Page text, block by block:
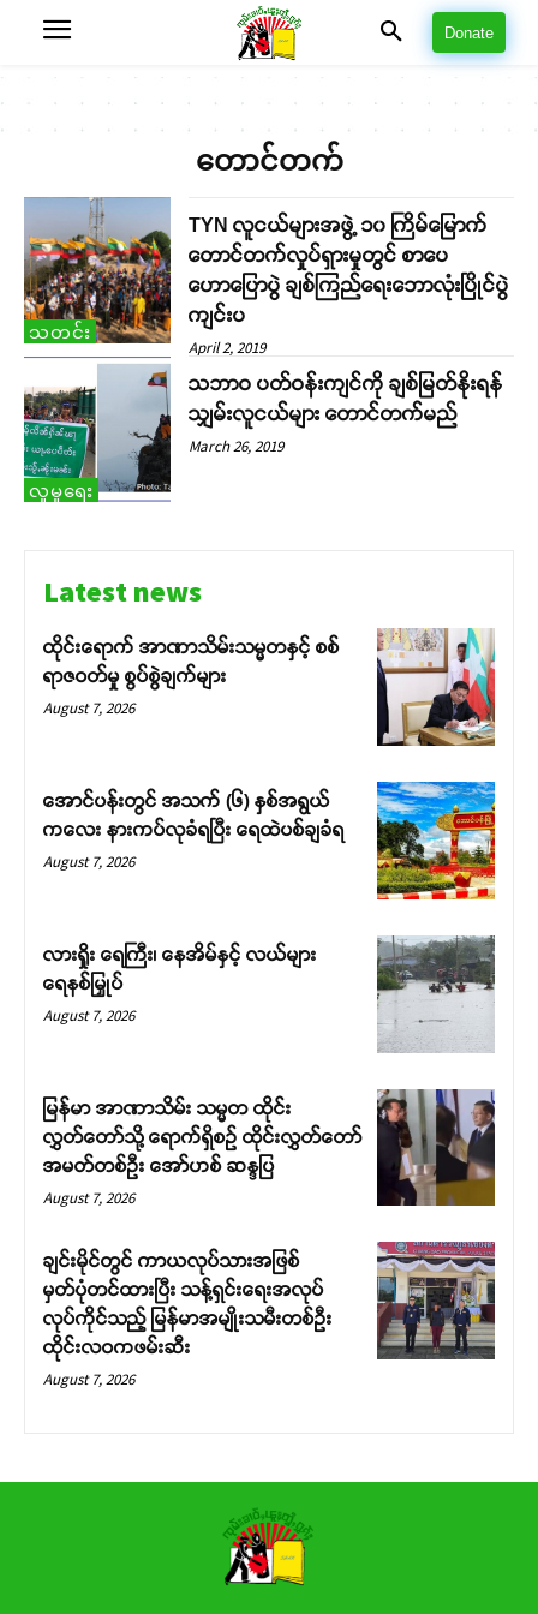
Donate
တောင်တက်
သတင်း
TYN လူငယ်များအဖွဲ့ ၁၀ ကြိမ်မြောက်
တောင်တက်လှုပ်ရှားမှုတွင် စာပေ
ဟောပြောပွဲ ချစ်ကြည်ရေးဘောလုံးပြိုင်ပွဲ
ကျင်းပ
April 2, 2019
လူမှုရေး
သဘာဝ ပတ်ဝန်းကျင်ကို ချစ်မြတ်နိုးရန်
သျှမ်းလူငယ်များ တောင်တက်မည်
March 26, 2019
Latest news
ထိုင်းရောက် အာဏာသိမ်းသမ္မတနှင့် စစ်
ရာဇဝတ်မှု စွပ်စွဲချက်များ
August 7, 2026
အောင်ပန်းတွင် အသက် (၆) နှစ်အရွယ်
ကလေး နားကပ်လုခံရပြီး ရေထဲပစ်ချခံရ
August 7, 2026
လားရှိုး ရေကြီး၊ နေအိမ်နှင့် လယ်များ
ရေနစ်မြှုပ်
August 7, 2026
မြန်မာ အာဏာသိမ်း သမ္မတ ထိုင်း
လွှတ်တော်သို့ ရောက်ရှိစဉ် ထိုင်းလွှတ်တော်
အမတ်တစ်ဦး အော်ဟစ် ဆန္ဒပြ
August 7, 2026
ချင်းမိုင်တွင် ကာယလုပ်သားအဖြစ်
မှတ်ပုံတင်ထားပြီး သန့်ရှင်းရေးအလုပ်
လုပ်ကိုင်သည့် မြန်မာအမျိုးသမီးတစ်ဦး
ထိုင်းလဝကဖမ်းဆီး
August 7, 2026